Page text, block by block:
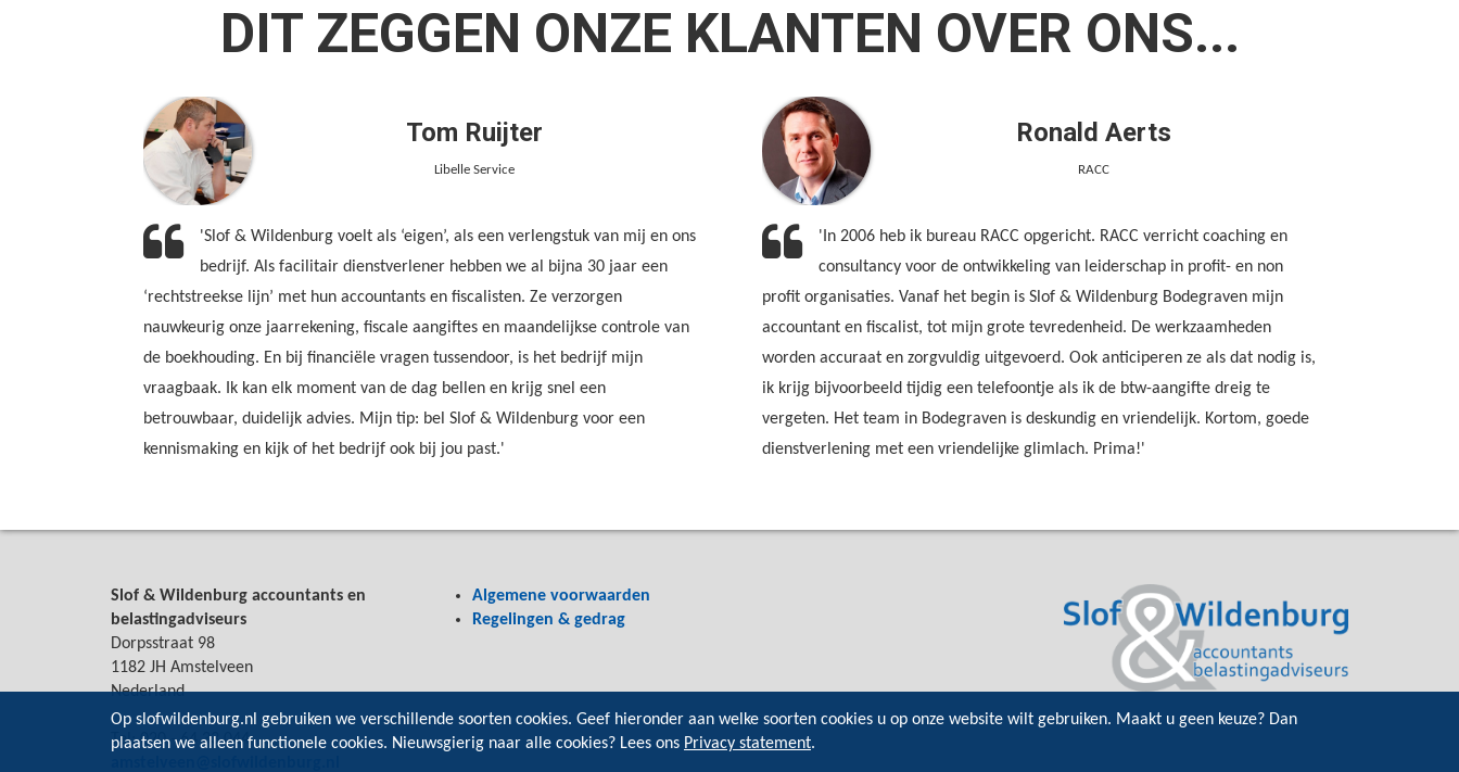
DIT ZEGGEN ONZE KLANTEN OVER ONS...
Tom Ruijter
Libelle Service
'Slof & Wildenburg voelt als ‘eigen’, als een verlengstuk van mij en ons
bedrijf. Als facilitair dienstverlener hebben we al bijna 30 jaar een
‘rechtstreekse lijn’ met hun accountants en fiscalisten. Ze verzorgen
nauwkeurig onze jaarrekening, fiscale aangiftes en maandelijkse controle van
de boekhouding. En bij financiële vragen tussendoor, is het bedrijf mijn
vraagbaak. Ik kan elk moment van de dag bellen en krijg snel een
betrouwbaar, duidelijk advies. Mijn tip: bel Slof & Wildenburg voor een
kennismaking en kijk of het bedrijf ook bij jou past.'
Ronald Aerts
RACC
'In 2006 heb ik bureau RACC opgericht. RACC verricht coaching en
consultancy voor de ontwikkeling van leiderschap in profit- en non
profit organisaties. Vanaf het begin is Slof & Wildenburg Bodegraven mijn
accountant en fiscalist, tot mijn grote tevredenheid. De werkzaamheden
worden accuraat en zorgvuldig uitgevoerd. Ook anticiperen ze als dat nodig is,
ik krijg bijvoorbeeld tijdig een telefoontje als ik de btw-aangifte dreig te
vergeten. Het team in Bodegraven is deskundig en vriendelijk. Kortom, goede
dienstverlening met een vriendelijke glimlach. Prima!'
Slof & Wildenburg accountants en
belastingadviseurs
Dorpsstraat 98
1182 JH Amstelveen
Nederland
Tel: 020 - 64 33 044
Algemene voorwaarden
Regelingen & gedrag
Op slofwildenburg.nl gebruiken we verschillende soorten cookies. Geef hieronder aan welke soorten cookies u op onze website wilt gebruiken. Maakt u geen keuze? Dan
plaatsen we alleen functionele cookies. Nieuwsgierig naar alle cookies? Lees ons Privacy statement.